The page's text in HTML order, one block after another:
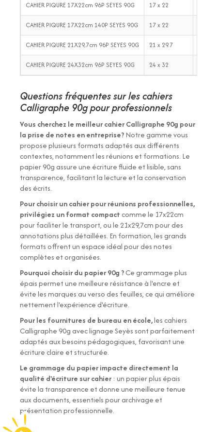
CAHIER PIQURE 17X22cm 96P SEYES 90G 17 x 22
CAHIER PIQURE 17X22cm 140P SEYES 90G 17 x 22
CAHIER PIQURE 21X29,7cm 96P SEYES 90G 21 x 29.7
CAHIER PIQURE 24X32cm 96P SEYES 90G 24 x 32
Questions fréquentes sur les cahiers
Calligraphe 90g pour professionnels
Vous cherchez le meilleur cahier Calligraphe 90g pour
la prise de notes en entreprise?Notre gamme vous
propose plusieurs formats adaptés aux différents
contextes, notamment les réunions et formations. Le
papier 90g assure une écriture fluide et lisible, sans
transparence, facilitant la lecture et la conservation
des écrits.
Pour choisir un cahier pour réunions professionnelles,
privilégiez un format compactcomme le 17x22cm
pour faciliter le transport, ou le 21x29,7cm pour des
annotations plus détaillées. En formation, les grands
formats offrent un espace idéal pour des notes
complètes et organisées.
Pourquoi choisir du papier 90g ?Ce grammage plus
épais permet une meilleure résistance à l'encre et
évite les marques au verso des feuilles, ce qui améliore
nettement l'expérience d'écriture.
Pour les fournitures de bureau en école,les cahiers
Calligraphe 90g avec lignage Seyès sont parfaitement
adaptés aux besoins pédagogiques, favorisant une
écriture claire et structurée.
Le grammage du papier impacte directement la
qualité d'écriture sur cahier : un papier plus épais
évite la transparence et donne une meilleure tenue
aux documents, essentiels pour archivage et
présentation professionnelle.